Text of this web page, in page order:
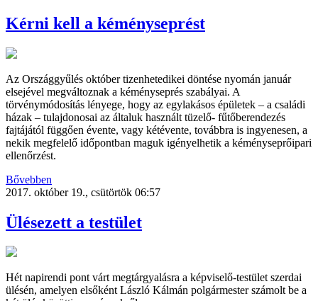
Kérni kell a kéményseprést
Az Országgyűlés október tizenhetedikei döntése nyomán január
elsejével megváltoznak a kéményseprés szabályai. A
törvénymódosítás lényege, hogy az egylakásos épületek – a családi
házak – tulajdonosai az általuk használt tüzelő- fűtőberendezés
fajtájától függően évente, vagy kétévente, továbbra is ingyenesen, a
nekik megfelelő időpontban maguk igényelhetik a kéményseprőipari
ellenőrzést.
Bővebben
2017. október 19., csütörtök 06:57
Ülésezett a testület
Hét napirendi pont várt megtárgyalásra a képviselő-testület szerdai
ülésén, amelyen elsőként László Kálmán polgármester számolt be a